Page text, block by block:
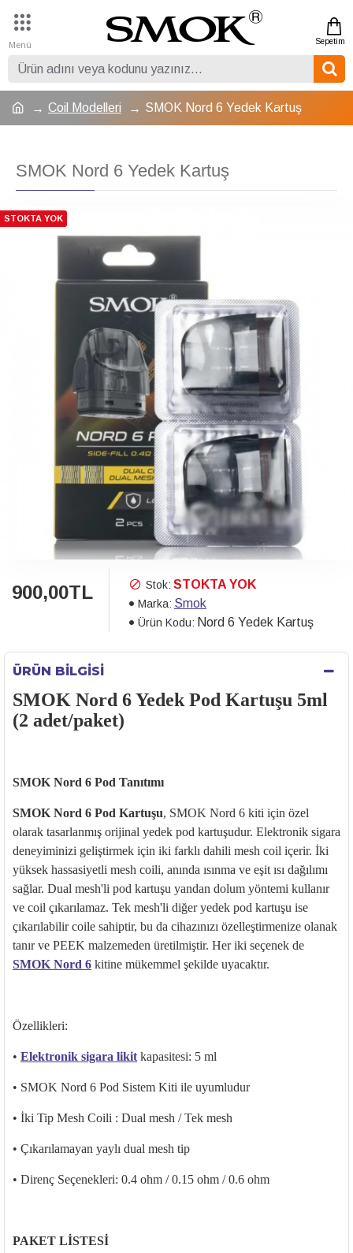
Coil Modelleri SMOK Nord 6 Yedek Kartuş
SMOK Nord 6 Yedek Kartuş
STOKTA YOK
900,00TL Stok: STOKTA YOK
Marka: Smok
Ürün Kodu: Nord 6 Yedek Kartuş
ÜRÜN BILGISI
SMOK Nord 6 Yedek Pod Kartuşu 5ml
(2 adet/paket)
SMOK Nord 6 Pod Tanıtımı
SMOK Nord 6 Pod Kartuşu, SMOK Nord 6 kiti için özel
olarak tasarlanmış orijinal yedek pod kartuşudur. Elektronik sigara
deneyiminizi geliştirmek için iki farklı dahili mesh coil içerir. İki
yüksek hassasiyetli mesh coili, anında ısınma ve eşit ısı dağılımı
sağlar. Dual mesh'li pod kartuşu yandan dolum yöntemi kullanır
ve coil çıkarılamaz. Tek mesh'li diğer yedek pod kartuşu ise
çıkarılabilir coile sahiptir, bu da cihazınızı özelleştirmenize olanak
tanır ve PEEK malzemeden üretilmiştir. Her iki seçenek de
SMOK Nord 6 kitine mükemmel şekilde uyacaktır.
Özellikleri:
• Elektronik sigara likit kapasitesi: 5 ml
• SMOK Nord 6 Pod Sistem Kiti ile uyumludur
• İki Tip Mesh Coili : Dual mesh / Tek mesh
• Çıkarılamayan yaylı dual mesh tip
• Direnç Seçenekleri: 0.4 ohm / 0.15 ohm / 0.6 ohm
PAKET LİSTESİ